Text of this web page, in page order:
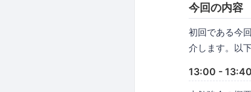
今回の内容
初回である今
介します。以
13:00 - 13:40